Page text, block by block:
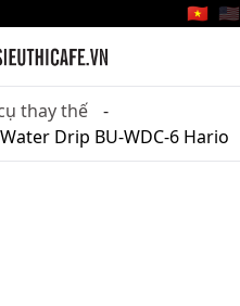
🇻🇳 🇺🇸
thay thế
Drip BU-WDC-6 Hario